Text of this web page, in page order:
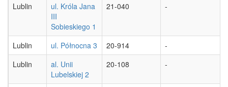
Lublin
ul. Króla Jana
III
Sobieskiego 1
21-040 -
Lublin ul. Północna 3 20-914
-
Lublin
al. Unii
Lubelskiej 2
20-108 -